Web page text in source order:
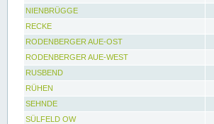
NIENBRÜGGE
RECKE
RODENBERGER AUE-OST
RODENBERGER AUE-WEST
RUSBEND
RÜHEN
SEHNDE
SÜLFELD OW